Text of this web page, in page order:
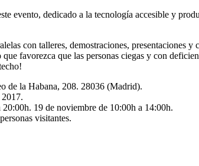
evento, dedicado a la tecnología accesible y
con talleres, demostraciones, presentaciones
favorezca que las personas ciegas y con
de la Habana, 208. 28036 (Madrid).
19 de noviembre de 10:00h a 14:00h.
visitantes.